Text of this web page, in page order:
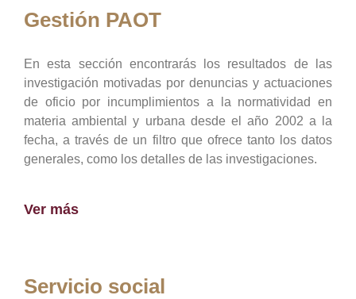
Gestión PAOT
En esta sección encontrarás los resultados de las
investigación motivadas por denuncias y actuaciones
de oficio por incumplimientos a la normatividad en
materia ambiental y urbana desde el año 2002 a la
fecha, a través de un filtro que ofrece tanto los datos
generales, como los detalles de las investigaciones.
Ver más
Servicio social